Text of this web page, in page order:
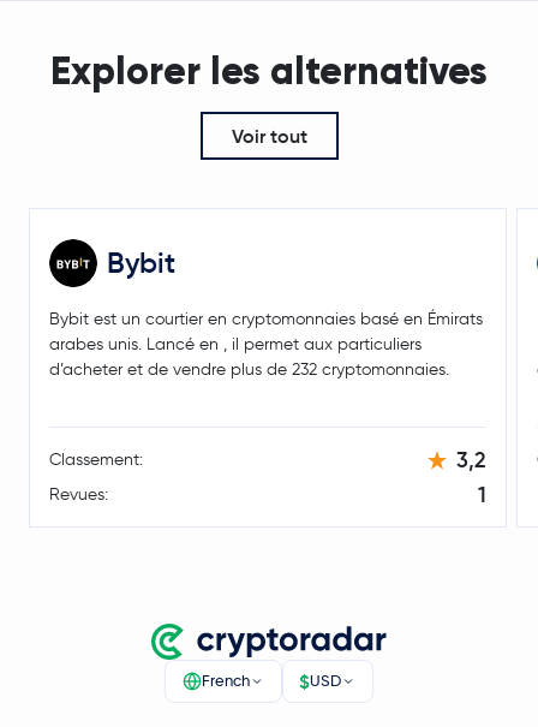
Render RENDER
Liquid Staked Ethereum LSETH
Binance Staked SOL
Lighter LIT
FIL
Explorer les alternatives
Voir tout
Bybit
Bybit est un courtier en cryptomonnaies basé en Émirats
arabes unis. Lancé en , il permet aux particuliers
d’acheter et de vendre plus de 232 cryptomonnaies.
Classement: 3,2
Revues: 1
French $USD